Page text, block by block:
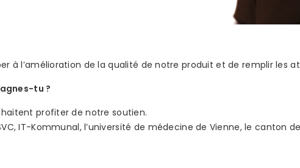
à l’amélioration de la qualité de notre produit et de remplir les
tu ?
profiter de notre soutien.
IT-Kommunal, l’université de médecine de Vienne, le canton